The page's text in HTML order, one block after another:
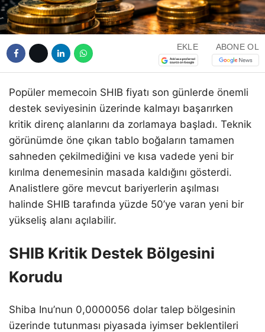
EKLE ABONE OL
Popüler memecoin SHIB fiyatı son günlerde önemli
destek seviyesinin üzerinde kalmayı başarırken
kritik direnç alanlarını da zorlamaya başladı. Teknik
görünümde öne çıkan tablo boğaların tamamen
sahneden çekilmediğini ve kısa vadede yeni bir
kırılma denemesinin masada kaldığını gösterdi.
Analistlere göre mevcut bariyerlerin aşılması
halinde SHIB tarafında yüzde 50’ye varan yeni bir
yükseliş alanı açılabilir.
SHIB Kritik Destek Bölgesini
Korudu
Shiba Inu’nun 0,0000056 dolar talep bölgesinin
üzerinde tutunması piyasada iyimser beklentileri